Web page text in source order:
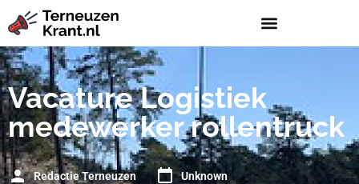
Vacature Logistiek
medewerker rollentruck
Redactie Terneuzen Unknown